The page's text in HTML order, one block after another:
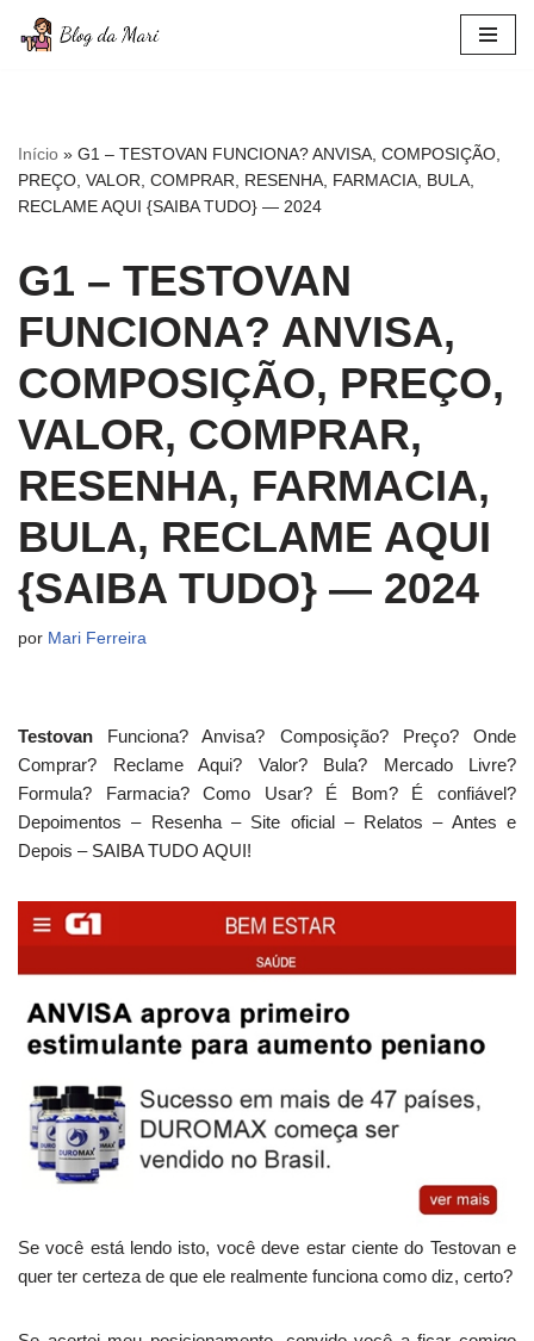
conteúdo
Início » G1 – TESTOVAN FUNCIONA? ANVISA, COMPOSIÇÃO,
PREÇO, VALOR, COMPRAR, RESENHA, FARMACIA, BULA,
RECLAME AQUI {SAIBA TUDO} — 2024
G1 – TESTOVAN
FUNCIONA? ANVISA,
COMPOSIÇÃO, PREÇO,
VALOR, COMPRAR,
RESENHA, FARMACIA,
BULA, RECLAME AQUI
{SAIBA TUDO} — 2024
por Mari Ferreira
Testovan Funciona? Anvisa? Composição? Preço? Onde
Comprar? Reclame Aqui? Valor? Bula? Mercado Livre?
Formula? Farmacia? Como Usar? É Bom? É confiável?
Depoimentos – Resenha – Site oficial – Relatos – Antes e
Depois – SAIBA TUDO AQUI!
Se você está lendo isto, você deve estar ciente do Testovan e
quer ter certeza de que ele realmente funciona como diz, certo?